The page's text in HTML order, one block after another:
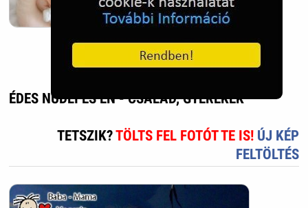
ÉDES NUDLI ÉS ÉN - CSALÁD, GYEREKEK
TETSZIK?TÖLTS FEL FOTÓT TE IS! ÚJ KÉP
FELTÖLTÉS